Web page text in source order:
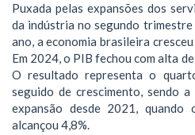
Puxada pelas expansões dos
da indústria no segundo trimestre
ano, a economia brasileira cresceu
Em 2024, o PIB fechou com alta
O resultado representa o
seguido de crescimento, sendo a
expansão desde 2021, quando
alcançou 4,8%.